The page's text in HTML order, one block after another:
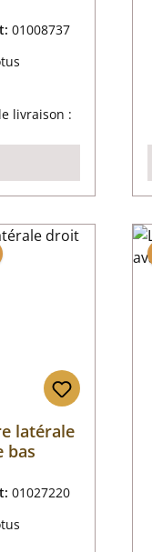
01008737
:
livraison :
latérale
bas
01027220